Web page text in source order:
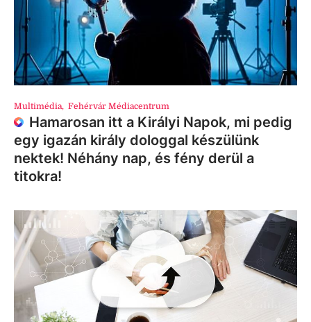
Multimédia, Fehérvár Médiacentrum
Hamarosan itt a Királyi Napok, mi pedig
egy igazán király dologgal készülünk
nektek! Néhány nap, és fény derül a
titokra!